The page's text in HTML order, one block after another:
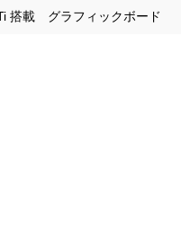
搭載 グラフィックボード